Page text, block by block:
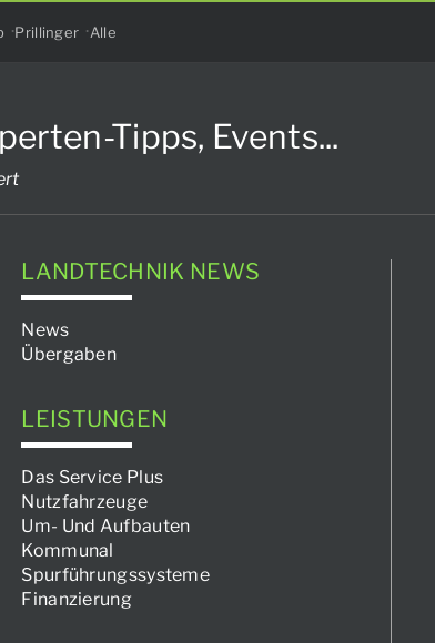
Prillinger Alle
Tipps, Events...
LANDTECHNIK NEWS
News
Übergaben
LEISTUNGEN
Das Service Plus
Nutzfahrzeuge
Um- Und Aufbauten
Kommunal
Spurführungssysteme
Finanzierung